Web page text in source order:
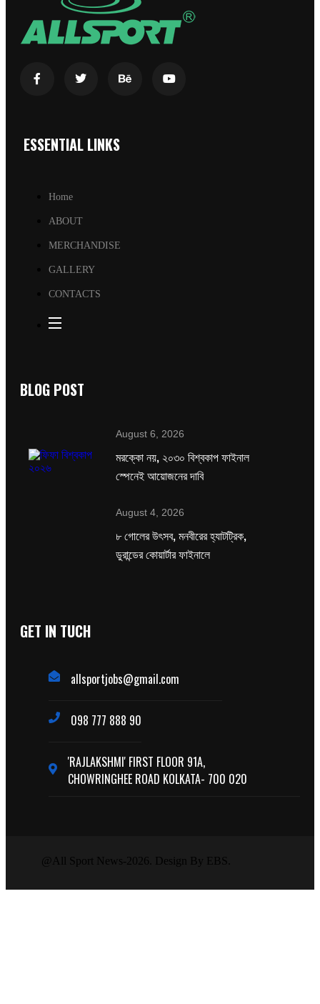
ESSENTIAL LINKS
Home
ABOUT
MERCHANDISE
GALLERY
CONTACTS
BLOG POST
August 6, 2026
মরক্কো নয়, ২০৩০ বিশ্বকাপ ফাইনাল
স্পেনেই আয়োজনের দাবি
August 4, 2026
৮ গোলের উৎসব, মনবীরের হ্যাটট্রিক,
ডুরান্ডের কোয়ার্টার ফাইনালে
GET IN TUCH
allsportjobs@gmail.com
098 777 888 90
'RAJLAKSHMI' FIRST FLOOR 91A,
CHOWRINGHEE ROAD KOLKATA- 700 020
@All Sport News-2026. Design By EBS.